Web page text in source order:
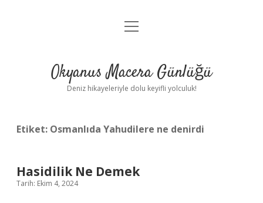
Anasayfa
Yasal Uyarı
menüyü
Okyanus Macera Günlüğü
Deniz hikayeleriyle dolu keyifli yolculuk!
Etiket: Osmanlıda Yahudilere ne denirdi
Hasidilik Ne Demek
Tarih: Ekim 4, 2024